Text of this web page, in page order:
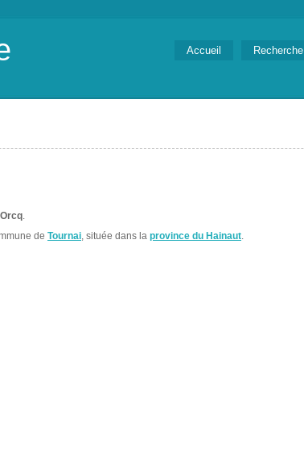
Accueil Recherche
Orcq.
de Tournai, située dans la province du Hainaut.